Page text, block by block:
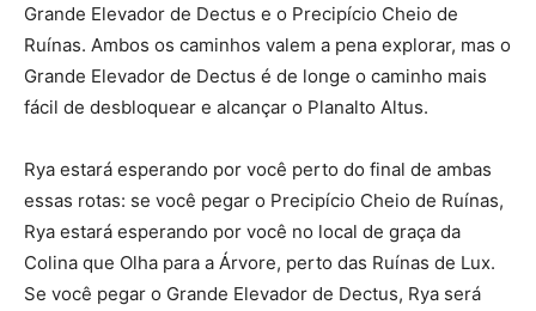
Grande Elevador de Dectus e o Precipício Cheio de
Ruínas. Ambos os caminhos valem a pena explorar, mas o
Grande Elevador de Dectus é de longe o caminho mais
fácil de desbloquear e alcançar o Planalto Altus.
Rya estará esperando por você perto do final de ambas
essas rotas: se você pegar o Precipício Cheio de Ruínas,
Rya estará esperando por você no local de graça da
Colina que Olha para a Árvore, perto das Ruínas de Lux.
Se você pegar o Grande Elevador de Dectus, Rya será